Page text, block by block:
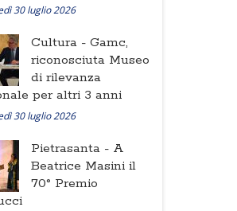
30 luglio 2026
Cultura - Gamc,
riconosciuta Museo
di rilevanza
per altri 3 anni
30 luglio 2026
Pietrasanta - A
Beatrice Masini il
70° Premio